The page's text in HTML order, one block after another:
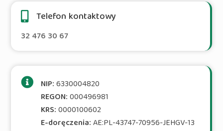
Telefon kontaktowy
32 476 30 67
NIP:6330004820
REGON:000496981
KRS:0000100602
E-doręczenia:AE:PL-43747-70956-JEHGV-13